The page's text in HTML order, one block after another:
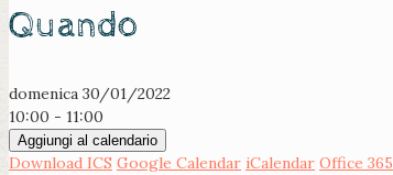
Quando
domenica 30/01/2022
10:00 - 11:00
Aggiungi al calendario
Download ICS Google Calendar iCalendar Office 365